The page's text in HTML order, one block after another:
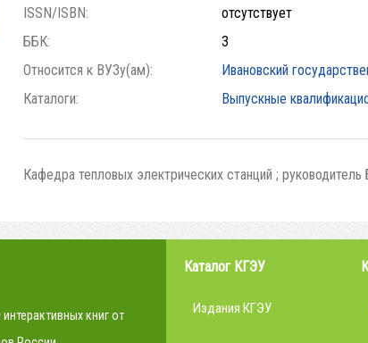
ISSN/ISBN:
отсутствует
ББК:
3
Относится к ВУЗу(ам):
Ивановский
Каталоги:
Выпускные
Кафедра тепловых электрических станций ; руководитель
книг от
Каталог КГЭУ
Издания КГЭУ